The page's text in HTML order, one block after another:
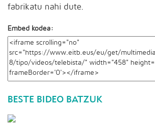
fabrikatu nahi dute.
Embed kodea:
BESTE BIDEO BATZUK